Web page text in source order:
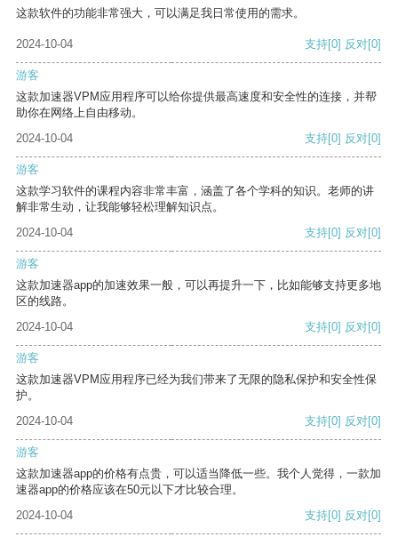
这款软件的功能非常强大，可以满足我日常使用的需求。
2024-10-04 支持[0] 反对[0]
游客
这款加速器VPM应用程序可以给你提供最高速度和安全性的连接，并帮
助你在网络上自由移动。
2024-10-04
支持[0] 反对[0]
游客
这款学习软件的课程内容非常丰富，涵盖了各个学科的知识。老师的讲
解非常生动，让我能够轻松理解知识点。
2024-10-04
支持[0] 反对[0]
游客
这款加速器app的加速效果一般，可以再提升一下，比如能够支持更多地
区的线路。
2024-10-04
支持[0] 反对[0]
游客
这款加速器VPM应用程序已经为我们带来了无限的隐私保护和安全性保
护。
2024-10-04
支持[0] 反对[0]
游客
这款加速器app的价格有点贵，可以适当降低一些。我个人觉得，一款加
速器app的价格应该在50元以下才比较合理。
2024-10-04
支持[0] 反对[0]